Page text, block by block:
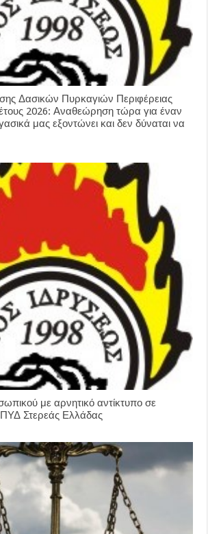
Δασικών Πυρκαγιών Περιφέρειας
2026: Αναθεώρηση τώρα για έναν
μας εξοντώνει και δεν δύναται να
με αρνητικό αντίκτυπο σε
Στερεάς Ελλάδας